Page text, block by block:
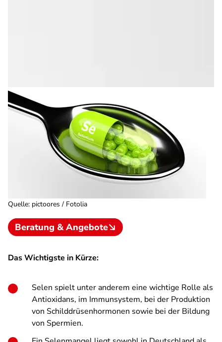
Quelle: pictoores / Fotolia
Beratung & Angebote
Das Wichtigste in Kürze:
Selen spielt unter anderem eine wichtige Rolle als
Antioxidans, im Immunsystem, bei der Produktion
von Schilddrüsenhormonen sowie bei der Bildung
von Spermien.